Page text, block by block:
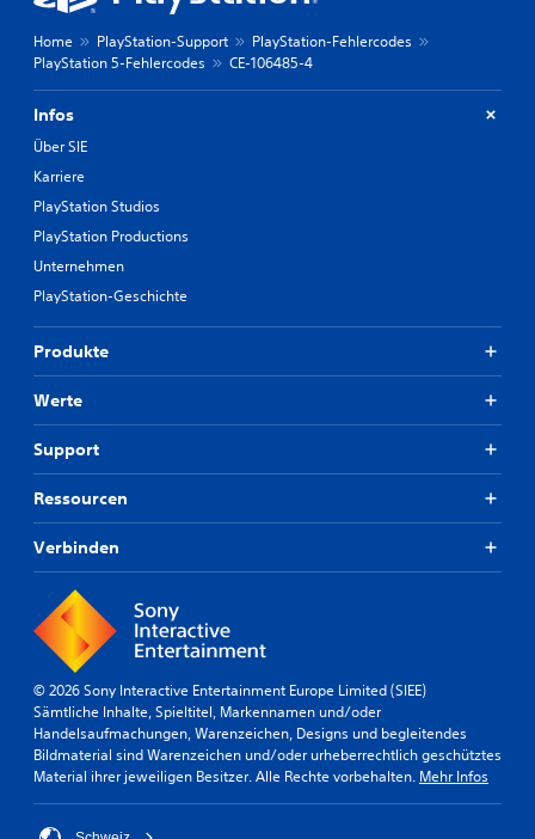
Home PlayStation-Support
PlayStation-Fehlercodes
PlayStation 5-Fehlercodes
CE-106485-4
Infos
Über SIE
Karriere
PlayStation Studios
PlayStation Productions
Unternehmen
PlayStation-Geschichte
Produkte
Werte
Support
Ressourcen
Verbinden
© 2026 Sony Interactive Entertainment Europe Limited (SIEE)
Sämtliche Inhalte, Spieltitel, Markennamen und/oder
Handelsaufmachungen, Warenzeichen, Designs und begleitendes
Bildmaterial sind Warenzeichen und/oder urheberrechtlich geschütztes
Material ihrer jeweiligen Besitzer. Alle Rechte vorbehalten. Mehr Infos